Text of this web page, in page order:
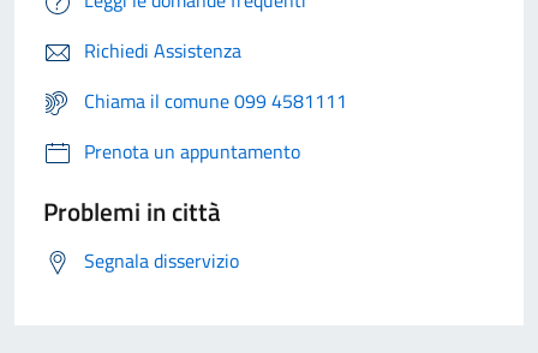
Richiedi Assistenza
Chiama il comune 099 4581111
Prenota un appuntamento
Problemi in città
Segnala disservizio